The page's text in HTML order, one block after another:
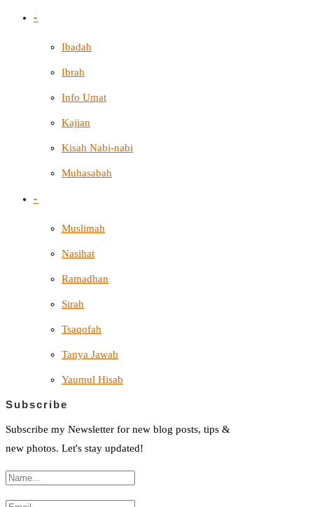
-
Ibadah
Ibrah
Info Umat
Kajian
Kisah Nabi-nabi
Muhasabah
-
Muslimah
Nasihat
Ramadhan
Sirah
Tsaqofah
Tanya Jawab
Yaumul Hisab
Subscribe
Subscribe my Newsletter for new blog posts, tips &
new photos. Let's stay updated!